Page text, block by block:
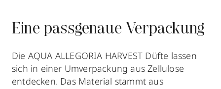
Eine passgenaue Verpackung
Die AQUA ALLEGORIA HARVEST Düfte lassen
sich in einer Umverpackung aus Zellulose
entdecken. Das Material stammt aus